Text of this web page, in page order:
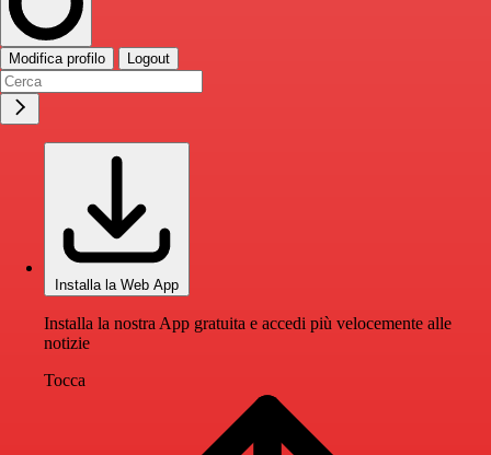
Modifica profilo Logout
Installa la Web App
Installa la nostra App gratuita e accedi più velocemente alle
notizie
Tocca